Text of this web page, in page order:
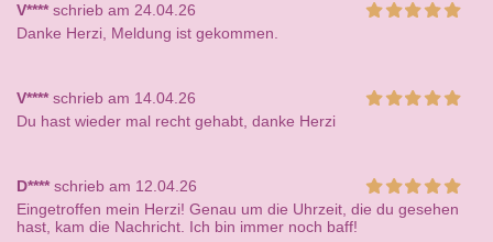
V****schrieb am 24.04.26
Danke Herzi, Meldung ist gekommen.
V****schrieb am 14.04.26
Du hast wieder mal recht gehabt, danke Herzi
D****schrieb am 12.04.26
Eingetroffen mein Herzi! Genau um die Uhrzeit, die du gesehen
hast, kam die Nachricht. Ich bin immer noch baff!